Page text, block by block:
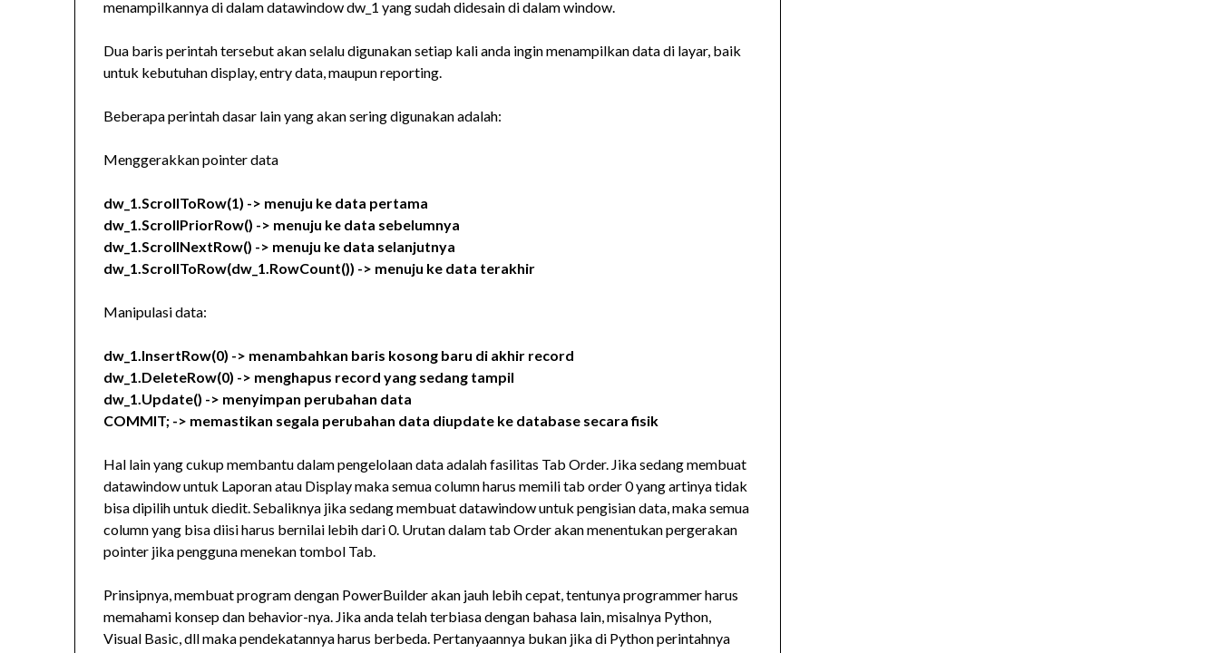
menampilkannya di dalam datawindow dw_1 yang sudah didesain di dalam window.
Dua baris perintah tersebut akan selalu digunakan setiap kali anda ingin menampilkan data di layar, baik
untuk kebutuhan display, entry data, maupun reporting.
Beberapa perintah dasar lain yang akan sering digunakan adalah:
Menggerakkan pointer data
dw_1.ScrollToRow(1) -> menuju ke data pertama
dw_1.ScrollPriorRow() -> menuju ke data sebelumnya
dw_1.ScrollNextRow() -> menuju ke data selanjutnya
dw_1.ScrollToRow(dw_1.RowCount()) -> menuju ke data terakhir
Manipulasi data:
dw_1.InsertRow(0) -> menambahkan baris kosong baru di akhir record
dw_1.DeleteRow(0) -> menghapus record yang sedang tampil
dw_1.Update() -> menyimpan perubahan data
COMMIT; -> memastikan segala perubahan data diupdate ke database secara fisik
Hal lain yang cukup membantu dalam pengelolaan data adalah fasilitas Tab Order. Jika sedang membuat
datawindow untuk Laporan atau Display maka semua column harus memili tab order 0 yang artinya tidak
bisa dipilih untuk diedit. Sebaliknya jika sedang membuat datawindow untuk pengisian data, maka semua
column yang bisa diisi harus bernilai lebih dari 0. Urutan dalam tab Order akan menentukan pergerakan
pointer jika pengguna menekan tombol Tab.
Prinsipnya, membuat program dengan PowerBuilder akan jauh lebih cepat, tentunya programmer harus
memahami konsep dan behavior-nya. Jika anda telah terbiasa dengan bahasa lain, misalnya Python,
Visual Basic, dll maka pendekatannya harus berbeda. Pertanyaannya bukan jika di Python perintahnya